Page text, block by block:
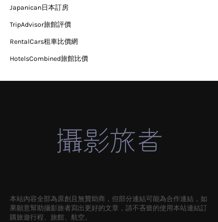
Japanican日本訂房
TripAdvisor旅館評價
RentalCars租車比價網
HotelsCombined旅館比價
本站內容全部為原創且無贊助商，但部分連結可能為合作連結，如
果願意幫助攝影旅者寫出更好的文章，請不吝嗇的使用本站連結訂
購旅遊行程、旅館、航空。